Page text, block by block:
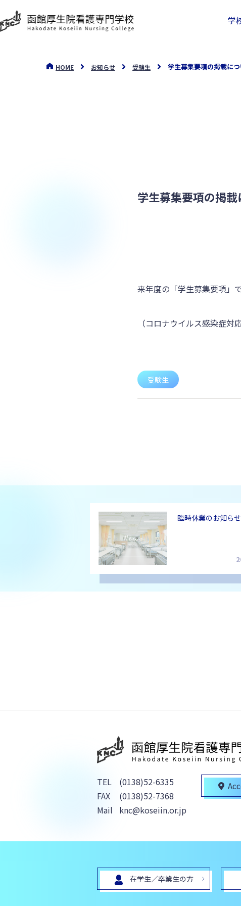
学
HOME お知らせ 受験生 学生募集要項の掲載に
学生募集要項の掲載
来年度の「学生募集要項」
（コロナウイルス感染症対
受験生
臨時休業のお知らせ
TEL
(0138)52-6335
FAX
(0138)52-7368
Mail
knc@koseiin.or.jp
在学生／卒業生の方